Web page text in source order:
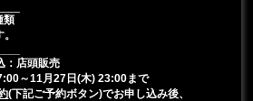
：店頭販売
～11月27日(木) 23:00まで
(下記ご予約ボタン)でお申し込み後、